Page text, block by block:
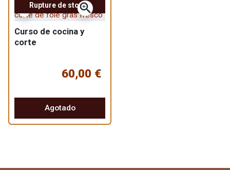
Rupture de stock !
zoom_in
Curso de cocina y
corte
60,00 €
Agotado